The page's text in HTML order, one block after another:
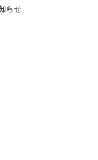
らせ